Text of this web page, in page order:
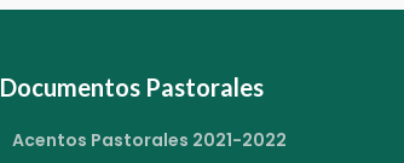
Documentos Pastorales
Acentos Pastorales 2021-2022